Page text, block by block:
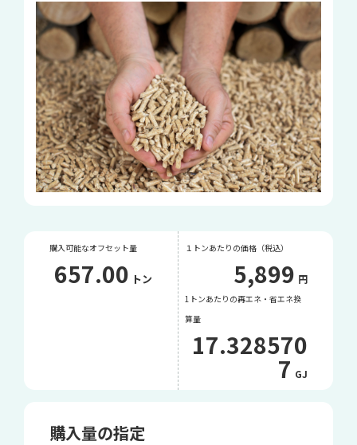
購入可能なオフセット量
657.00 トン
１トンあたりの価格（税込）
5,899 円
1トンあたりの再エネ・省エネ換
算量
17.328570
7 GJ
購入量の指定